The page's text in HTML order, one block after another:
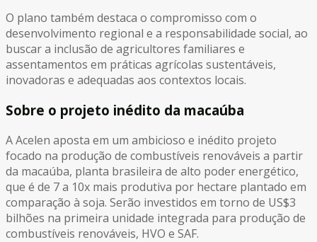
O plano também destaca o compromisso com o
desenvolvimento regional e a responsabilidade social, ao
buscar a inclusão de agricultores familiares e
assentamentos em práticas agrícolas sustentáveis,
inovadoras e adequadas aos contextos locais.
Sobre o projeto inédito da macaúba
A Acelen aposta em um ambicioso e inédito projeto
focado na produção de combustíveis renováveis a partir
da macaúba, planta brasileira de alto poder energético,
que é de 7 a 10x mais produtiva por hectare plantado em
comparação à soja. Serão investidos em torno de US$3
bilhões na primeira unidade integrada para produção de
combustíveis renováveis, HVO e SAF.